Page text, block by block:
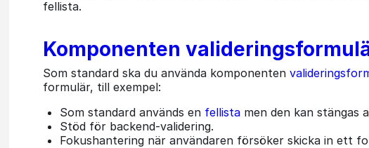
fellista.
Komponenten
Som standard ska du använda komponenten
formulär, till exempel:
Som standard används en fellista men den kan stängas
Stöd för backend-validering.
Fokushantering när användaren försöker skicka in ett